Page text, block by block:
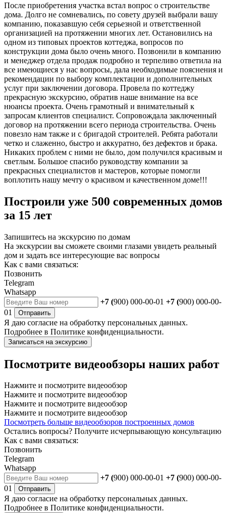
После приобретения участка встал вопрос о строительстве
дома. Долго не сомневались, по совету друзей выбрали вашу
компанию, показавшую себя серьезной и ответственной
организацией на протяжении многих лет. Остановились на
одном из типовых проектов коттеджа, вопросов по
конструкции дома было очень много. Позвонили в компанию
и менеджер отдела продаж подробно и терпеливо ответила на
все имеющиеся у нас вопросы, дала необходимые пояснения и
рекомендации по выбору комплектации и дополнительных
услуг при заключении договора. Провела по коттеджу
прекрасную экскурсию, обратив наше внимание на все
нюансы проекта. Очень грамотный и внимательный к
запросам клиентов специалист. Сопровождала заключенный
договор на протяжении всего периода строительства. Очень
повезло нам также и с бригадой строителей. Ребята работали
четко и слаженно, быстро и аккуратно, без дефектов и брака.
Никаких проблем с ними не было, дом получился красивым и
светлым. Большое спасибо руководству компании за
прекрасных специалистов и мастеров, которые помогли
воплотить нашу мечту о красивом и качественном доме!!!
Построили уже 500 современных домов
за 15 лет
Запишитесь на экскурсию по домам
На экскурсии вы сможете своими глазами увидеть реальный
дом и задать все интересующие вас вопросы
Как с вами связаться:
Позвонить
Telegram
Whatsapp
+7 (900) 000-00-01 +7 (900) 000-00-
01
Отправить
Я даю согласие на обработку персональных данных.
Подробнее в Политике конфиденциальности.
Записаться на экскурсию
Посмотрите видеообзоры наших работ
Нажмите и посмотрите видеообзор
Нажмите и посмотрите видеообзор
Нажмите и посмотрите видеообзор
Нажмите и посмотрите видеообзор
Посмотреть больше видеообзоров построенных домов
Остались вопросы? Получите исчерпывающую консультацию
Как с вами связаться:
Позвонить
Telegram
Whatsapp
+7 (900) 000-00-01 +7 (900) 000-00-
01
Отправить
Я даю согласие на обработку персональных данных.
Подробнее в Политике конфиденциальности.